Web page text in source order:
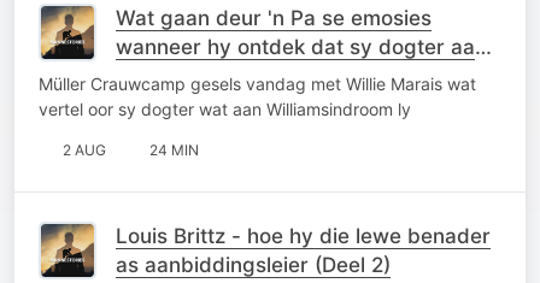
Wat gaan deur 'n Pa se emosies
wanneer hy ontdek dat sy dogter aan
Williamsindroom ly?
Müller Crauwcamp gesels vandag met Willie Marais wat
vertel oor sy dogter wat aan Williamsindroom ly
2 AUG 24 MIN
Louis Brittz - hoe hy die lewe benader
as aanbiddingsleier (Deel 2)